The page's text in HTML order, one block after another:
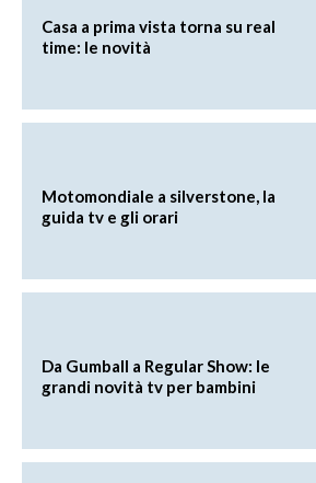
Casa a prima vista torna su real
time: le novità
Motomondiale a silverstone, la
guida tv e gli orari
Da Gumball a Regular Show: le
grandi novità tv per bambini